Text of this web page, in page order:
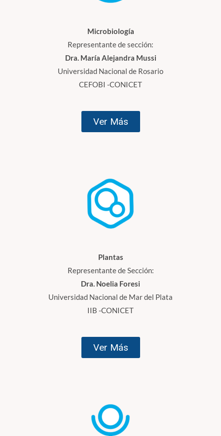
Microbiología
Representante de sección:
Dra. María Alejandra Mussi
Universidad Nacional de Rosario
CEFOBI -CONICET
Ver Más
Plantas
Representante de Sección:
Dra. Noelia Foresi
Universidad Nacional de Mar del Plata
IIB -CONICET
Ver Más